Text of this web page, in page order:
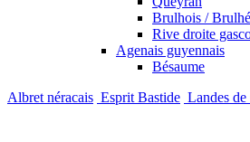
Brulhois /
Rive droite
Agenais guyennais
Bésaume
Albret néracais Esprit Bastide Landes de